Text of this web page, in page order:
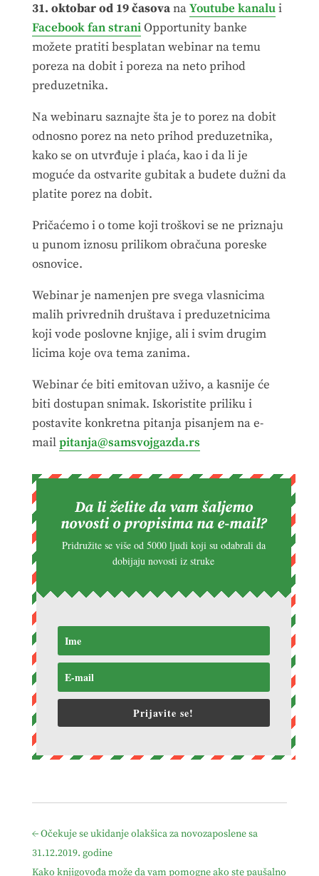
31. oktobar od 19 časovanaYoutube kanalui
Facebook fan straniOpportunity banke
možete pratiti besplatan webinar na temu
poreza na dobit i poreza na neto prihod
preduzetnika.
Na webinaru saznajte šta je to porez na dobit
odnosno porez na neto prihod preduzetnika,
kako se on utvrđuje i plaća, kao i da li je
moguće da ostvarite gubitak a budete dužni da
platite porez na dobit.
Pričaćemo i o tome koji troškovi se ne priznaju
u punom iznosu prilikom obračuna poreske
osnovice.
Webinar je namenjen pre svega vlasnicima
malih privrednih društava i preduzetnicima
koji vode poslovne knjige, ali i svim drugim
licima koje ova tema zanima.
Webinar će biti emitovan uživo, a kasnije će
biti dostupan snimak. Iskoristite priliku i
postavite konkretna pitanja pisanjem na e-
mailpitanja@samsvojgazda.rs
Da li želite da vam šaljemo
novosti o propisima na e-mail?
Pridružite se više od 5000 ljudi koji su odabrali da
dobijaju novosti iz struke
Prijavite se!
←Očekuje se ukidanje olakšica za novozaposlene sa
31.12.2019. godine
Kako knjigovođa može da vam pomogne ako ste paušalno